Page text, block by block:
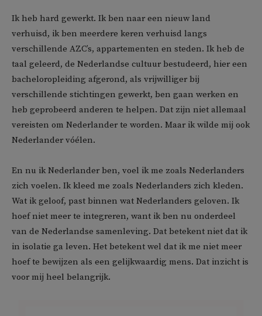
Ik heb hard gewerkt. Ik ben naar een nieuw land
verhuisd, ik ben meerdere keren verhuisd langs
verschillende AZC’s, appartementen en steden. Ik heb de
taal geleerd, de Nederlandse cultuur bestudeerd, hier een
bacheloropleiding afgerond, als vrijwilliger bij
verschillende stichtingen gewerkt, ben gaan werken en
heb geprobeerd anderen te helpen. Dat zijn niet allemaal
vereisten om Nederlander te worden. Maar ik wilde mij ook
Nederlander vóélen.
En nu ik Nederlander ben, voel ik me zoals Nederlanders
zich voelen. Ik kleed me zoals Nederlanders zich kleden.
Wat ik geloof, past binnen wat Nederlanders geloven. Ik
hoef niet meer te integreren, want ik ben nu onderdeel
van de Nederlandse samenleving. Dat betekent niet dat ik
in isolatie ga leven. Het betekent wel dat ik me niet meer
hoef te bewijzen als een gelijkwaardig mens. Dat inzicht is
voor mij heel belangrijk.